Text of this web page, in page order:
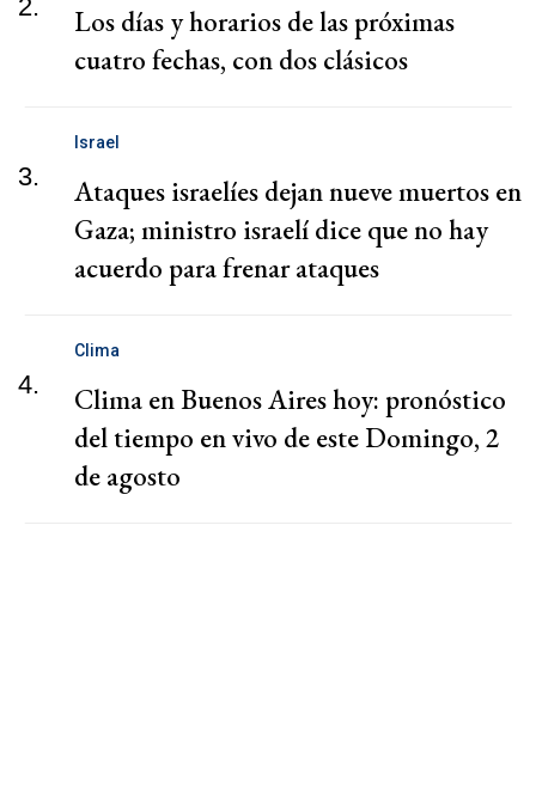
2.
Los días y horarios de las próximas
cuatro fechas, con dos clásicos
3.
Israel
Ataques israelíes dejan nueve muertos en
Gaza; ministro israelí dice que no hay
acuerdo para frenar ataques
4.
Clima
Clima en Buenos Aires hoy: pronóstico
del tiempo en vivo de este Domingo, 2
de agosto